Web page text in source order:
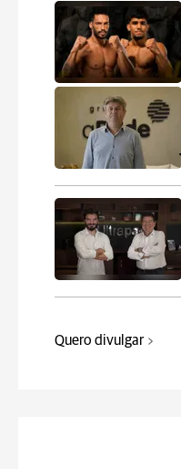
Quero divulgar